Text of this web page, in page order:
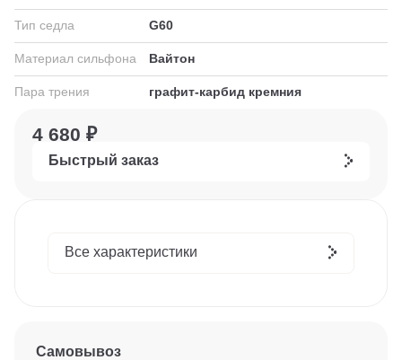
Тип седла G60
Материал сильфона Вайтон
Пара трения графит-карбид кремния
4 680 ₽
Быстрый заказ
Все характеристики
Самовывоз